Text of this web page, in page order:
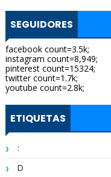
SEGUIDORES
facebook count=3.5k;
instagram count=8,949;
pinterest count=15324;
twitter count=1.7k;
youtube count=2.8k;
ETIQUETAS
:
D